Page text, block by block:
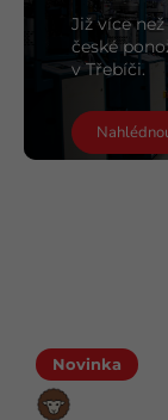
Již více
české
v Třebíči.
Novinka
Merino